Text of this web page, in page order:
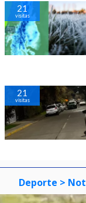
21
visitas
21
visitas
Deporte >